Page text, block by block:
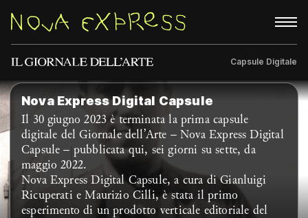
Rubriche About Capsule Digitale
Nova Express Digital Capsule
Il 30 giugno 2023 è terminata la prima capsule
digitale del Giornale dell’Arte – Nova Express Digital
Capsule – pubblicata qui, sei giorni su sette, da
maggio 2022.
Nova Express Digital Capsule, a cura di Gianluigi
Ricuperati e Maurizio Cilli, è stata il primo
esperimento di un prodotto verticale editoriale del